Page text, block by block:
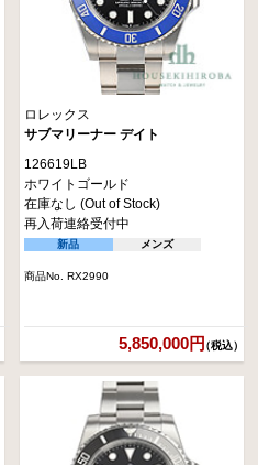
ロレックス
サブマリーナー デイト
126619LB
ホワイトゴールド
在庫なし (Out of Stock)
再入荷連絡受付中
新品 メンズ
商品No. RX2990
5,850,000円（税込）